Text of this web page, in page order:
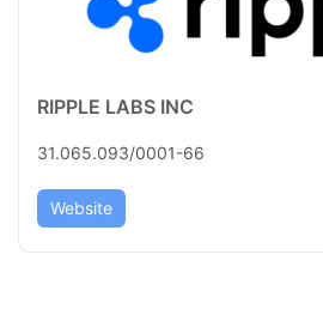
RIPPLE LABS INC
31.065.093/0001-66
Website